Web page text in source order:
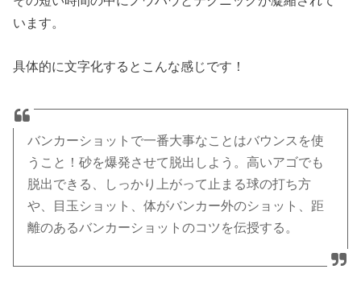
います。
具体的に文字化するとこんな感じです！
バンカーショットで一番大事なことはバウンスを使
うこと！砂を爆発させて脱出しよう。高いアゴでも
脱出できる、しっかり上がって止まる球の打ち方
や、目玉ショット、体がバンカー外のショット、距
離のあるバンカーショットのコツを伝授する。